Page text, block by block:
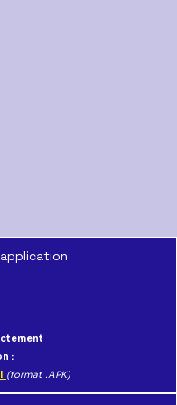
:
(format .APK)